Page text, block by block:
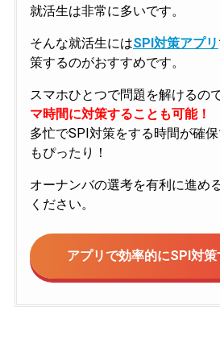
就活生は非常に多いです。
そんな就活生にはSPI対策アプリ
策するのがおすすめです。
スマホひとつで問題を解けるの
マ時間に対策することも可能！
多忙でSPI対策をする時間が確
もぴったり！
オーナンバの選考を有利に進め
ください。
アプリで効率的にSPI対策